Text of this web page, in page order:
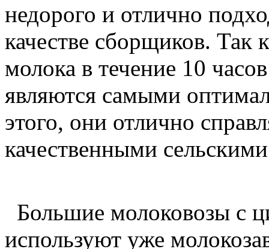
недорого и отлично
качестве сборщиков. Так
молока в течение 10
являются самыми
этого, они отлично
качественными
Большие молоковозы с
используют уже